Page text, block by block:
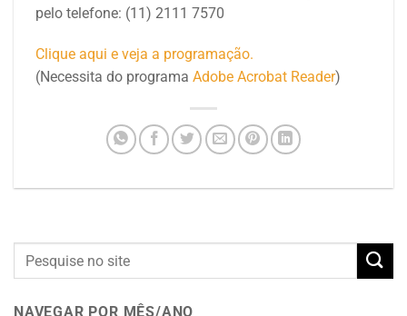
pelo telefone: (11) 2111 7570
Clique aqui e veja a programação.
(Necessita do programa Adobe Acrobat Reader)
NAVEGAR POR MÊS/ANO